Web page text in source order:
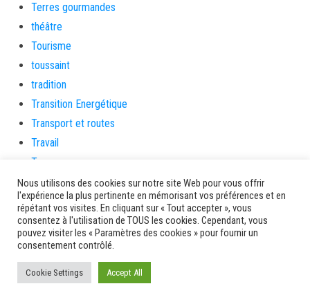
Terres gourmandes
théâtre
Tourisme
toussaint
tradition
Transition Energétique
Transport et routes
Travail
Travaux
Travaux THD
travaux utiles
TSUNAMI
TZCLD
uncategorized
Venir en Martinique
Nous utilisons des cookies sur notre site Web pour vous offrir
l'expérience la plus pertinente en mémorisant vos préférences et en
répétant vos visites. En cliquant sur « Tout accepter », vous
consentez à l'utilisation de TOUS les cookies. Cependant, vous
pouvez visiter les « Paramètres des cookies » pour fournir un
consentement contrôlé.
Cookie Settings Accept All